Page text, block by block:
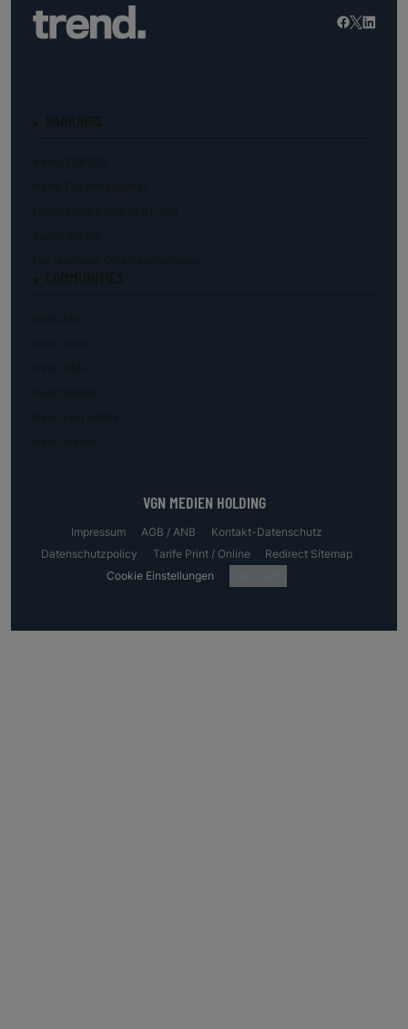
VGN MEDIEN HOLDING
Impressum AGB / ANB
Kontakt-Datenschutz
Datenschutzpolicy
Tarife Print / Online
Redirect Sitemap
Cookie Einstellungen